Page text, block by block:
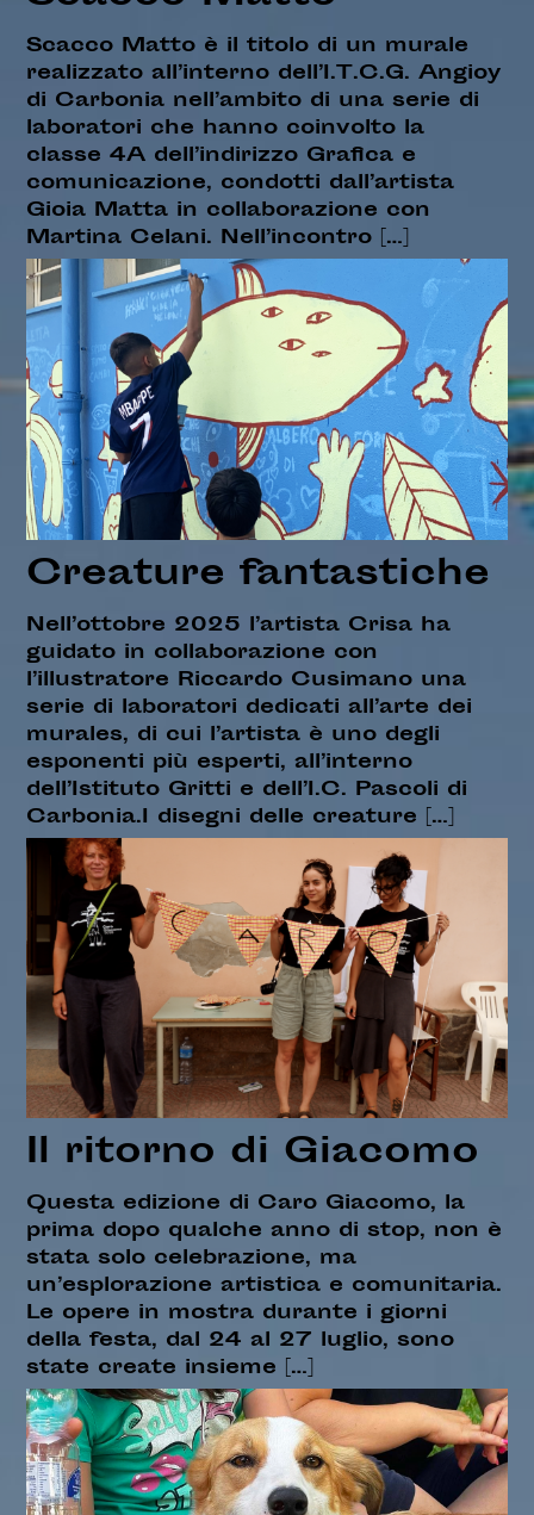
Scacco Matto è il titolo di un murale
realizzato all’interno dell’I.T.C.G. Angioy
di Carbonia nell’ambito di una serie di
laboratori che hanno coinvolto la
classe 4A dell’indirizzo Grafica e
comunicazione, condotti dall’artista
Gioia Matta in collaborazione con
Martina Celani. Nell’incontro […]
Creature fantastiche
Nell’ottobre 2025 l’artista Crisa ha
guidato in collaborazione con
l’illustratore Riccardo Cusimano una
serie di laboratori dedicati all’arte dei
murales, di cui l’artista è uno degli
esponenti più esperti, all’interno
dell’Istituto Gritti e dell’I.C. Pascoli di
Carbonia.I disegni delle creature […]
Il ritorno di Giacomo
Questa edizione di Caro Giacomo, la
prima dopo qualche anno di stop, non è
stata solo celebrazione, ma
un’esplorazione artistica e comunitaria.
Le opere in mostra durante i giorni
della festa, dal 24 al 27 luglio, sono
state create insieme […]